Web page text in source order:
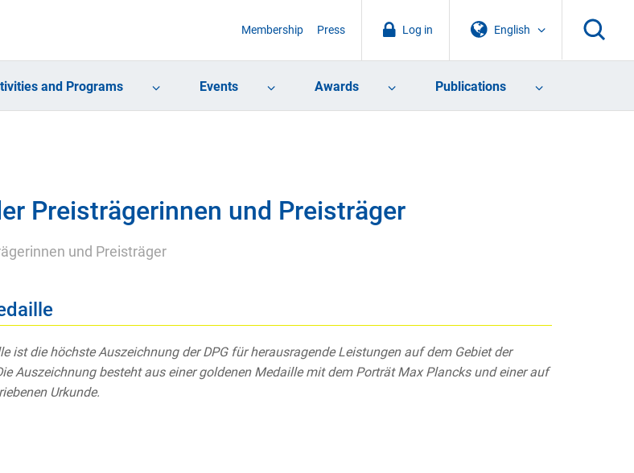
English
Log in
Membership Press
and Programs Events Awards Publications
Preisträgerinnen und Preisträger
und Preisträger
ist die höchste Auszeichnung der DPG für herausragende Leistungen auf dem Gebiet der
Auszeichnung besteht aus einer goldenen Medaille mit dem Porträt Max Plancks und einer auf
Urkunde.